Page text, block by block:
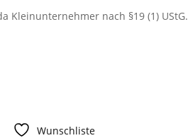
Kleinunternehmer nach §19 (1) UStG.
Wunschliste